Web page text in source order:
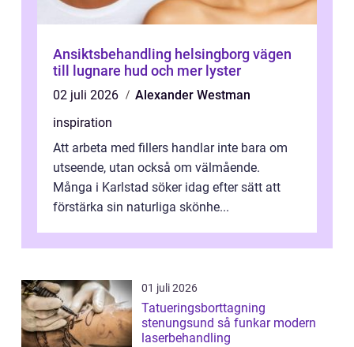
Ansiktsbehandling helsingborg vägen
till lugnare hud och mer lyster
02 juli 2026
Alexander Westman
inspiration
Att arbeta med fillers handlar inte bara om
utseende, utan också om välmående.
Många i Karlstad söker idag efter sätt att
förstärka sin naturliga skönhe...
01 juli 2026
Tatueringsborttagning
stenungsund så funkar modern
laserbehandling